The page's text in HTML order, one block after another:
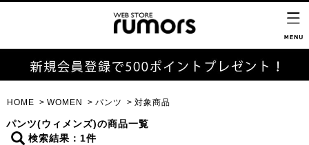
HOME WOMEN パンツ 対象商品
パンツ(ウィメンズ)の商品一覧
検索結果：1件